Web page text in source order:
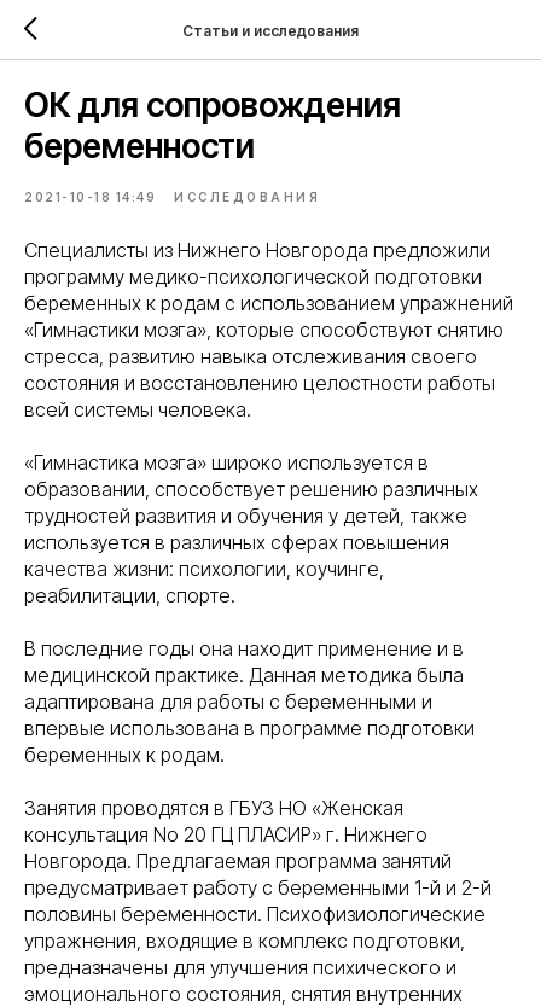
Статьи и исследования
ОК для сопровождения
беременности
2021-10-18 14:49 ИССЛЕДОВАНИЯ
Специалисты из Нижнего Новгорода предложили
программу медико-психологической подготовки
беременных к родам с использованием упражнений
«Гимнастики мозга», которые способствуют снятию
стресса, развитию навыка отслеживания своего
состояния и восстановлению целостности работы
всей системы человека.
«Гимнастика мозга» широко используется в
образовании, способствует решению различных
трудностей развития и обучения у детей, также
используется в различных сферах повышения
качества жизни: психологии, коучинге,
реабилитации, спорте.
В последние годы она находит применение и в
медицинской практике. Данная методика была
адаптирована для работы с беременными и
впервые использована в программе подготовки
беременных к родам.
Занятия проводятся в ГБУЗ НО «Женская
консультация No 20 ГЦ ПЛАСИР» г. Нижнего
Новгорода. Предлагаемая программа занятий
предусматривает работу с беременными 1-й и 2-й
половины беременности. Психофизиологические
упражнения, входящие в комплекс подготовки,
предназначены для улучшения психического и
эмоционального состояния, снятия внутренних